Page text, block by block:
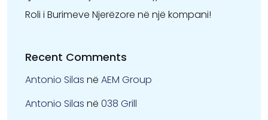
Roli i Burimeve Njerëzore në një kompani!
Recent Comments
Antonio Silas në AEM Group
Antonio Silas në 038 Grill